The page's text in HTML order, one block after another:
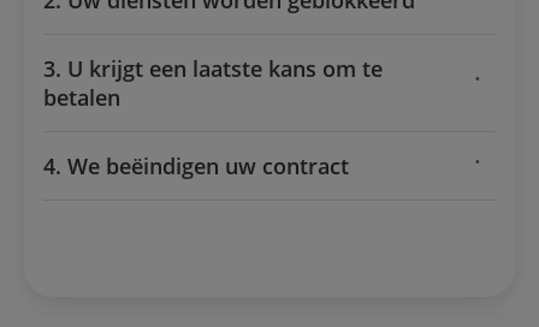
3. U krijgt een laatste kans om te
betalen
4. We beëindigen uw contract